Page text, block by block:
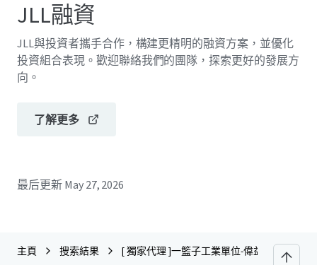
JLL融資
JLL與投資者攜手合作，構建更精明的融資方案，並優化
投資組合表現。歡迎聯絡我們的團隊，探索更好的發展方
向。
了解更多
最后更新 May 27, 2026
主頁 搜索結果 [ 獨家代理 ]一籃子工業單位-偉益工業大廈